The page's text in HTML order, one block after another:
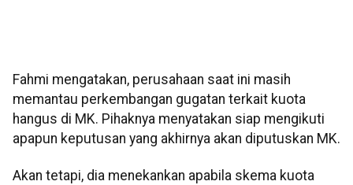
Fahmi mengatakan, perusahaan saat ini masih
memantau perkembangan gugatan terkait kuota
hangus di MK. Pihaknya menyatakan siap mengikuti
apapun keputusan yang akhirnya akan diputuskan MK.
Akan tetapi, dia menekankan apabila skema kuota